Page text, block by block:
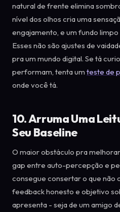
natural de frente elimina
nível dos olhos cria uma
engajamento, e um fundo
Esses não são ajustes de
pra um mundo digital. Se tá
performam, tenta um teste de
onde você tá.
10. Arruma Uma
Seu Baseline
O maior obstáculo pra
gap entre auto-percepção e
consegue consertar o que não
feedback honesto e objetivo
apresenta - seja de um amigo